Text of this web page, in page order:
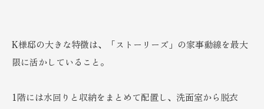
K様邸の大きな特徴は、「ストーリーズ」の家事動線を最大
限に活かしていること。
1階には水回りと収納をまとめて配置し、洗面室から脱衣